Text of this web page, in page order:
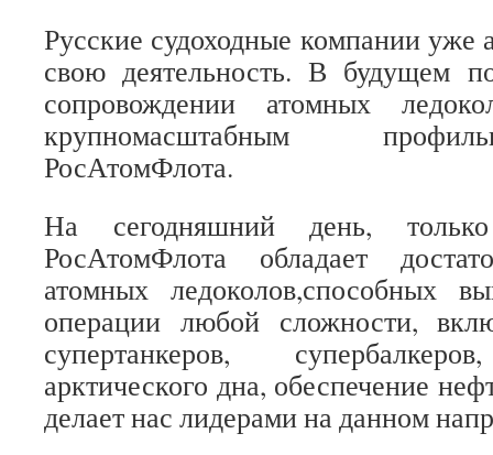
Русские судоходные компании уже
свою деятельность. В будущем
сопровождении атомных
крупномасштабным
РосАтомФлота.
На сегодняшний день,
РосАтомФлота обладает
атомных ледоколов,способных
операции любой сложности,
супертанкеров,
арктического дна, обеспечение
делает нас лидерами на данном